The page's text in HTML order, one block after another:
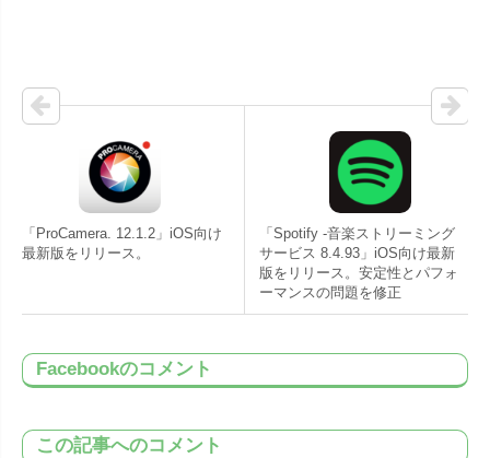
「ProCamera. 12.1.2」iOS向け
最新版をリリース。
「Spotify -音楽ストリーミング
サービス 8.4.93」iOS向け最新
版をリリース。安定性とパフォ
ーマンスの問題を修正
Facebookのコメント
この記事へのコメント